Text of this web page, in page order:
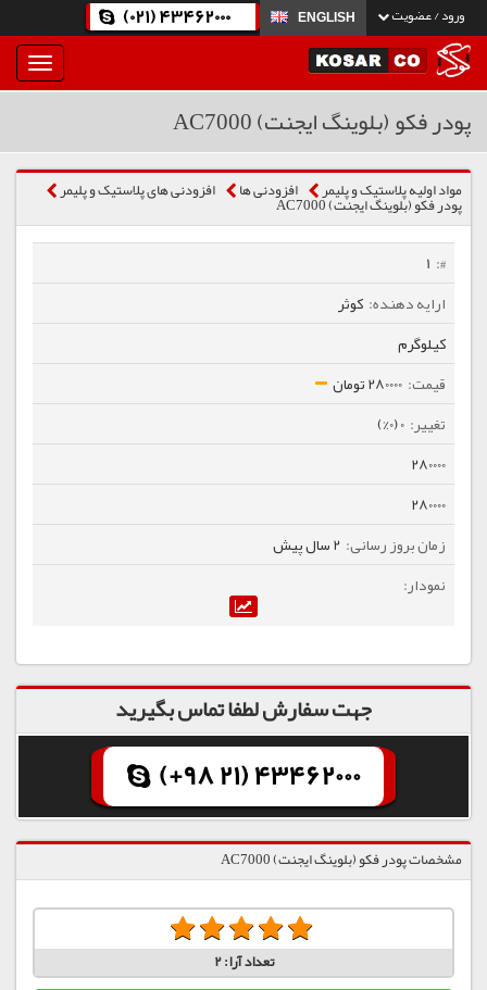
ورود / عضویت ENGLISH
(021) 43462000
بار
و
پودر فکو (بلوینگ ایجنت) AC7000
مواد اولیه پلاستیک و پلیمر افزودنی ها افزودنی های پلاستیک و پلیمر
پودر فکو (بلوینگ ایجنت) AC7000
1
کوثر
کیلوگرم
280000 تومان
0 (0%)
280000
280000
2 سال پیش
جهت سفارش لطفا تماس بگیرید
(+98 21) 43462000
مشخصات پودر فکو (بلوینگ ایجنت) AC7000
تعداد آرا:2